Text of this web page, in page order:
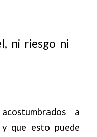
ni riesgo ni
a
que esto puede